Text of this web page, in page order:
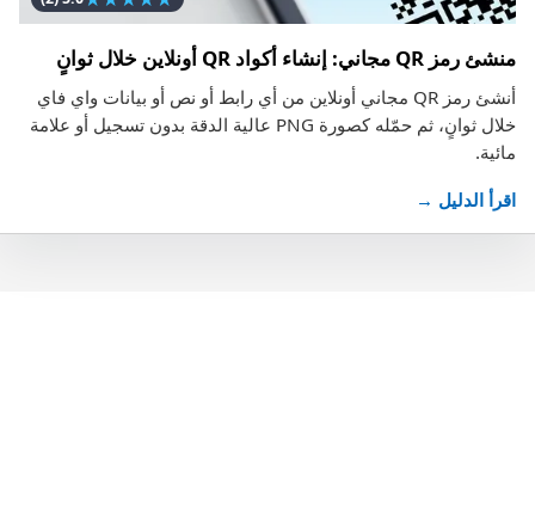
منشئ رمز QR مجاني: إنشاء أكواد QR أونلاين خلال ثوانٍ
أنشئ رمز QR مجاني أونلاين من أي رابط أو نص أو بيانات واي فاي
خلال ثوانٍ، ثم حمّله كصورة PNG عالية الدقة بدون تسجيل أو علامة
مائية.
اقرأ الدليل →